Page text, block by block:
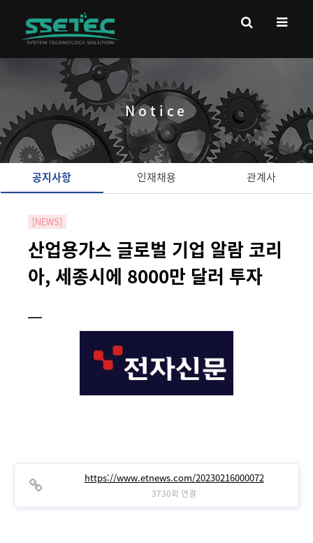
Notice
공지사항 인재채용 관계사
[NEWS]
산업용가스 글로벌 기업 알람 코리
아, 세종시에 8000만 달러 투자
https://www.etnews.com/20230216000072
3730회 연결